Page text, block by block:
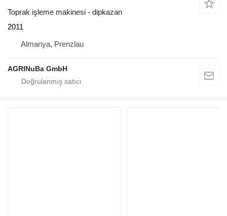
Toprak işleme makinesi - dipkazan
2011
Almanya, Prenzlau
AGRINuBa GmbH